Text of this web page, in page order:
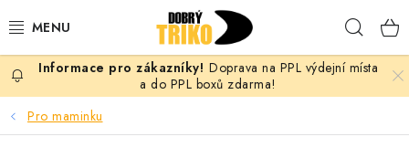
na
PRO ŽENY
PRO MUŽE
Doprava na PPL výdejní místa
a do PPL boxů zdarma!
Pro maminku